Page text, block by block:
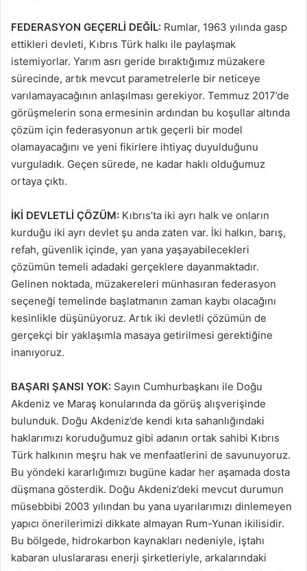
FEDERASYON GEÇERLİ DEĞİL: Rumlar, 1963 yılında gasp
ettikleri devleti, Kıbrıs Türk halkı ile paylaşmak
istemiyorlar. Yarım asrı geride bıraktığımız müzakere
sürecinde, artık mevcut parametrelerle bir neticeye
varılamayacağının anlaşılması gerekiyor. Temmuz 2017’de
görüşmelerin sona ermesinin ardından bu koşullar altında
çözüm için federasyonun artık geçerli bir model
olamayacağını ve yeni fikirlere ihtiyaç duyulduğunu
vurguladık. Geçen sürede, ne kadar haklı olduğumuz
ortaya çıktı.
İKİ DEVLETLİ ÇÖZÜM: Kıbrıs’ta iki ayrı halk ve onların
kurduğu iki ayrı devlet şu anda zaten var. İki halkın, barış,
refah, güvenlik içinde, yan yana yaşayabilecekleri
çözümün temeli adadaki gerçeklere dayanmaktadır.
Gelinen noktada, müzakereleri münhasıran federasyon
seçeneği temelinde başlatmanın zaman kaybı olacağını
kesinlikle düşünüyoruz. Artık iki devletli çözümün de
gerçekçi bir yaklaşımla masaya getirilmesi gerektiğine
inanıyoruz.
BAŞARI ŞANSI YOK: Sayın Cumhurbaşkanı ile Doğu
Akdeniz ve Maraş konularında da görüş alışverişinde
bulunduk. Doğu Akdeniz’de kendi kıta sahanlığındaki
haklarımızı koruduğumuz gibi adanın ortak sahibi Kıbrıs
Türk halkının meşru hak ve menfaatlerini de savunuyoruz.
Bu yöndeki kararlığımızı bugüne kadar her aşamada dosta
düşmana gösterdik. Doğu Akdeniz’deki mevcut durumun
müsebbibi 2003 yılından bu yana uyarılarımızı dinlemeyen
yapıcı önerilerimizi dikkate almayan Rum-Yunan ikilisidir.
Bu bölgede, hidrokarbon kaynakları nedeniyle, iştahı
kabaran uluslararası enerji şirketleriyle, arkalarındaki